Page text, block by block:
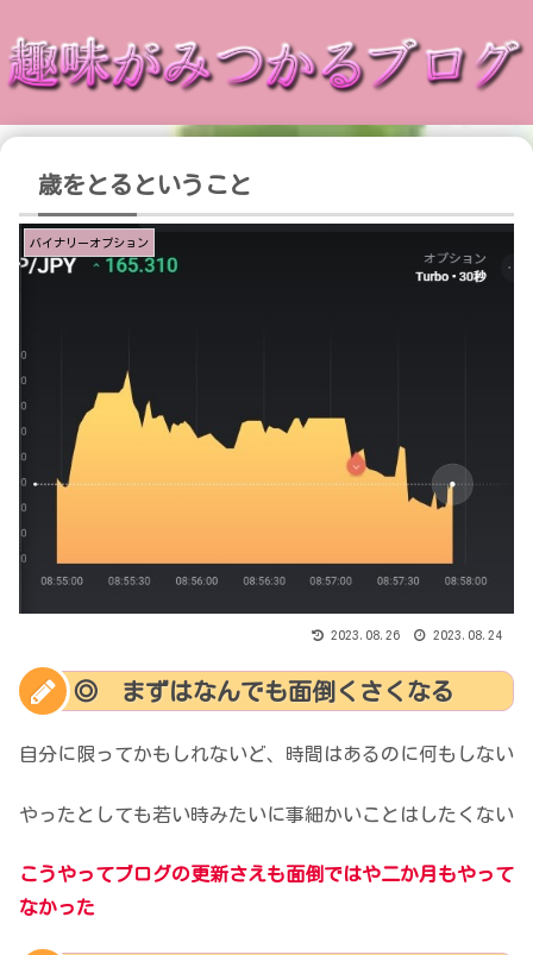
歳をとるということ
バイナリーオプション
2023.08.26 2023.08.24
◎ まずはなんでも面倒くさくなる
自分に限ってかもしれないど、時間はあるのに何もしない
やったとしても若い時みたいに事細かいことはしたくない
こうやってブログの更新さえも面倒ではや二か月もやって
なかった